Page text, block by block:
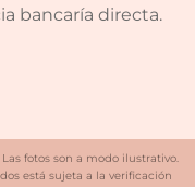
bancaría directa.
fotos son a modo ilustrativo.
está sujeta a la verificación